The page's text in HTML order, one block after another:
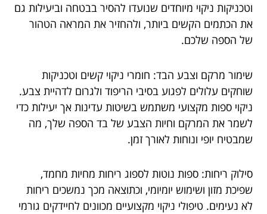
וטכניקות ניקוי מיוחדים שנועדו להסיר בבטחה וביעילות גם
את הכתמים הקשים ביותר, ולהחזיר את המראה הטהור
של הספה שלכם.
שימור מרקם וצבע הבד: חומרי ניקוי קשים וטכניקות
שוחקים עלולים לפגוע בסיבי הריפוד ולגרום לדהיית צבע.
ניקוי ספות מקצועי משתמש בשיטות עדינות אך יעילות כדי
לשמר את המרקם וחיות הצבע של בד הספה שלך, מה
שמבטיח יופי ונוחות לאורך זמן.
סילוק ריחות: ספות נוטות לספוג ריחות מחיות מחמד,
שפיכת מזון ושימוש יומיומי, וכתוצאה מכך נמשכים ריחות
לא נעימים. טיפולי ניקוי מקצועיים מכוונים לחיידקים גורמי